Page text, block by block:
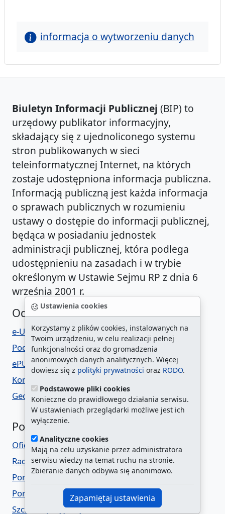
Ustawienia cookies
Korzystamy z plików cookies, instalowanych na
Twoim urządzeniu, w celu realizacji pełnej
funkcjonalności oraz do gromadzenia
anonimowych danych analitycznych. Więcej
dowiesz się z polityki prywatności oraz RODO.
Podstawowe pliki cookies
Konieczne do prawidłowego działania serwisu.
W ustawieniach przeglądarki możliwe jest ich
wyłączenie.
Analityczne cookies
Mają na celu uzyskanie przez administratora
serwisu wiedzy na temat ruchu na stronie.
Zbieranie danych odbywa się anonimowo.
Zapamiętaj ustawienia
informacja o wytworzeniu danych
Biuletyn Informacji Publicznej (BIP) to
urzędowy publikator informacyjny,
składający się z ujednoliconego systemu
stron publikowanych w sieci
teleinformatycznej Internet, na których
zostaje udostępniona informacja publiczna.
Informacją publiczną jest każda informacja
o sprawach publicznych w rozumieniu
ustawy o dostępie do informacji publicznej,
będąca w posiadaniu jednostek
administracji publicznej, która podlega
udostępnieniu na zasadach i w trybie
określonym w Ustawie Sejmu RP z dnia 6
września 2001 r.
Odwołania
e-URZĄD
Podatki on-line
ePUAP
Konsultacje z mieszkańcami
Geoportal
Polecamy
Oficjalny Serwis Miasta
Rady Osiedla
Portal Edukacyjny
Portal "Bezpieczni Razem"
Szczecin przyjazny rodzinie